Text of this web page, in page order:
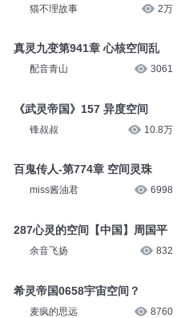
猫不理故事 2万
真灵九变第941章 心核空间乱
配音青山 3061
《武灵帝国》157 异度空间
锋叔叔 10.8万
百鬼传人-第774章 空间灵珠
miss酱油君 6998
287心灵的空间【中国】周国平
余音飞扬 832
希灵帝国0658宇宙空间？
麦疯的思远 8760